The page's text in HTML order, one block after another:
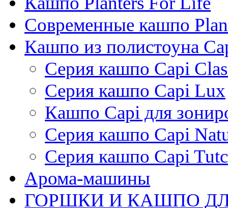
Современные кашпо
Кашпо из полистоуна
Серия кашпо Capi
Серия кашпо Capi Lux
Кашпо Capi для
Серия кашпо Capi
Серия кашпо Capi
Арома-машины
ГОРШКИ И КАШПО